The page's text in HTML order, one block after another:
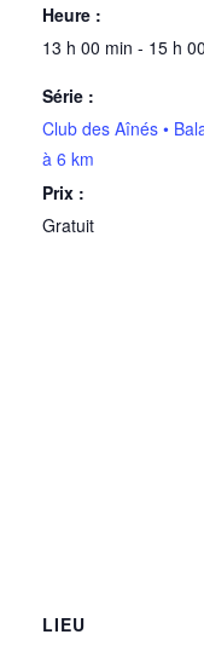
Heure :
13 h 00 min - 15 h
Série :
Club des Aînés •
à 6 km
Prix :
Gratuit
LIEU